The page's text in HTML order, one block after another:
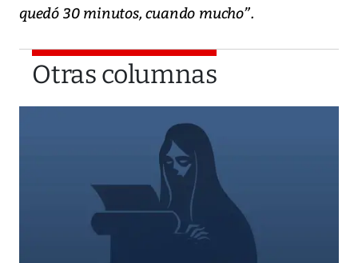
quedó 30 minutos, cuando mucho”.
Otras columnas